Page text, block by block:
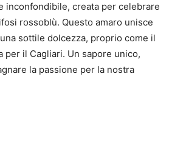
inconfondibile, creata per celebrare
rossoblù. Questo amaro unisce
sottile dolcezza, proprio come il
per il Cagliari. Un sapore unico,
la passione per la nostra